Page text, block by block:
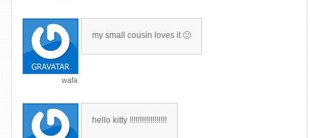
wafa
my small cousin loves it 🙂
hello kitty !!!!!!!!!!!!!!!!!!